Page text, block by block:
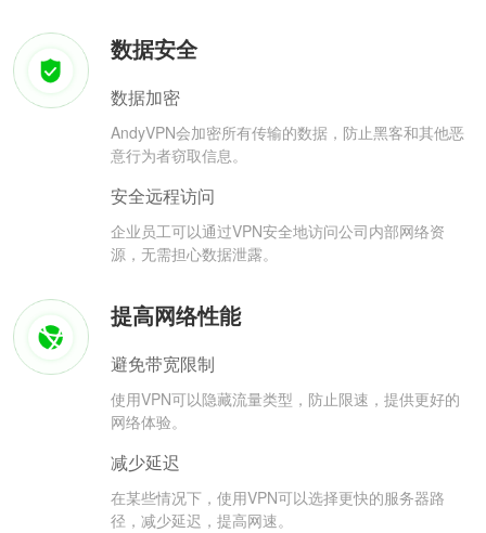
数据安全
数据加密
AndyVPN会加密所有传输的数据，防止黑客和其他恶
意行为者窃取信息。
安全远程访问
企业员工可以通过VPN安全地访问公司内部网络资
源，无需担心数据泄露。
提高网络性能
避免带宽限制
使用VPN可以隐藏流量类型，防止限速，提供更好的
网络体验。
减少延迟
在某些情况下，使用VPN可以选择更快的服务器路
径，减少延迟，提高网速。